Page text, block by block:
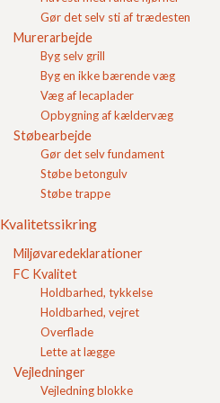
Gør det selv sti af trædesten
Murerarbejde
Byg selv grill
Byg en ikke bærende væg
Væg af lecaplader
Opbygning af kældervæg
Støbearbejde
Gør det selv fundament
Støbe betongulv
Støbe trappe
Kvalitetssikring
Miljøvaredeklarationer
FC Kvalitet
Holdbarhed, tykkelse
Holdbarhed, vejret
Overflade
Lette at lægge
Vejledninger
Vejledning blokke
Indkøbskurv
Belægningssten
Betonfliser
Havefliser
Plænekantsten
Støttemur
Kantafgrænsning
Beton trappetrin
Skridsikre fliser
Løft af fortovsfliser med
Kantsten
Soldaterfliser
Bordurfliser
Skiferpræg
Fliser til indkørsel